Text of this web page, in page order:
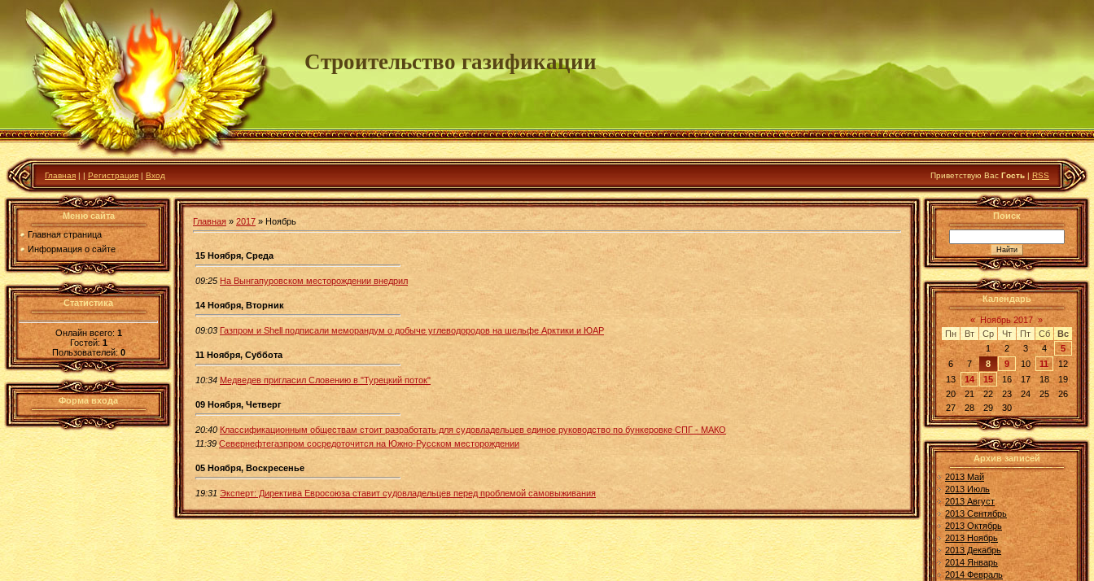
Строительство газификации
Главная | | Регистрация | Вход Приветствую Вас Гость | RSS
Меню сайта
Главная страница
Информация о сайте
Статистика
Онлайн всего:1
Гостей:1
Пользователей: 0
Форма входа
Главная » 2017 » Ноябрь
15 Ноября, Среда
09:25 На Вынгапуровском месторождении внедрил
14 Ноября, Вторник
09:03 Газпром и Shell подписали меморандум о добыче углеводородов на шельфе Арктики и ЮАР
11 Ноября, Суббота
10:34 Медведев пригласил Словению в "Турецкий поток"
09 Ноября, Четверг
20:40 Классификационным обществам стоит разработать для судовладельцев единое руководство по бункеровке СПГ - МАКО
11:39 Севернефтегазпром сосредоточится на Южно-Русском месторождении
05 Ноября, Воскресенье
19:31 Эксперт: Директива Евросоюза ставит судовладельцев перед проблемой самовыживания
Поиск
Календарь
« Ноябрь 2017 »
Пн
Вт Ср Чт Пт Сб
Вс
1
2 3 4
5
6
7 8 9 10 11
12
13
14 15 16 17 18
19
20
21 22 23 24 25
26
27
28 29 30
Архив записей
2013 Май
2013 Июль
2013 Август
2013 Сентябрь
2013 Октябрь
2013 Ноябрь
2013 Декабрь
2014 Январь
2014 Февраль